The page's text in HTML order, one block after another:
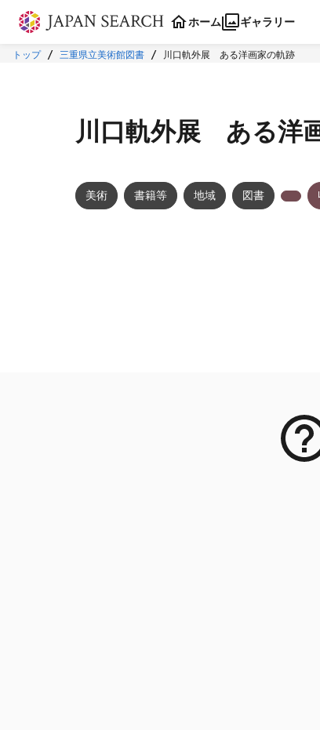
本文に飛ぶ
ホーム ギャラリー
トップ 三重県立美術館図書 川口軌外展 ある洋画家の軌跡
川口軌外展 ある洋
美術 書籍等 地域 図書